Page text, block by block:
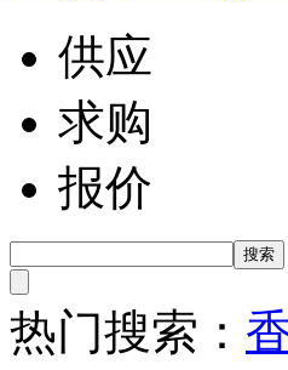
供应
求购
报价
热门搜索：